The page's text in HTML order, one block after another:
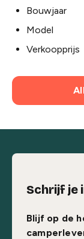
Bouwjaar
Model
Verkoopprijs
Schrijf je
Blijf op de